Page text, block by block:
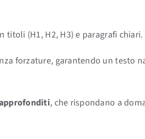
titoli (H1, H2, H3) e paragrafi chiari.
forzature, garantendo un testo
, che rispondano a